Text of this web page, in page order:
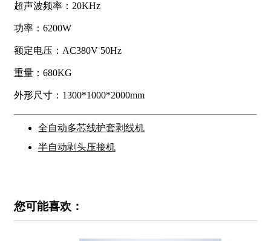
超声波频率：20KHz
功率：6200W
额定电压：AC380V 50Hz
重量：680KG
外形尺寸：1300*1000*2000mm
全自动多芯线护套剥线机
半自动剥头压接机
您可能喜欢：